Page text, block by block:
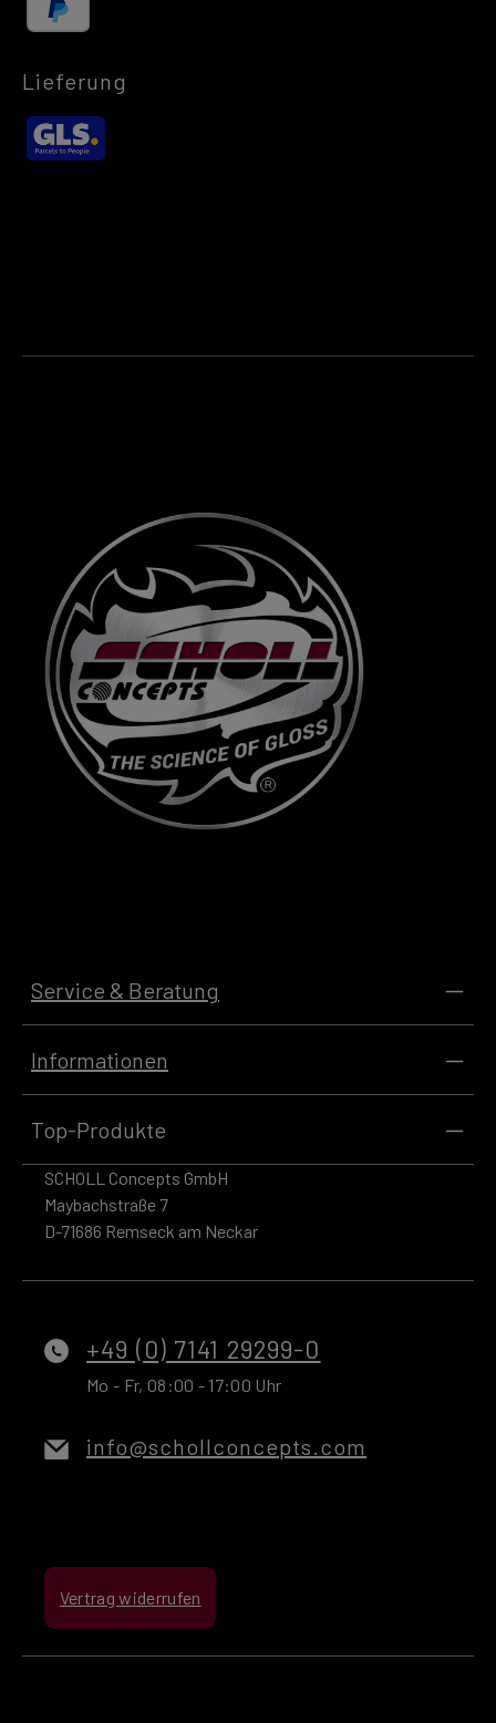
Lieferung
SCHOLL Concepts GmbH
Maybachstraße 7
D-71686 Remseck am Neckar
+49 (0) 7141 29299-0
Mo - Fr, 08:00 - 17:00 Uhr
info@schollconcepts.com
Vertrag widerrufen
Service & Beratung
Informationen
Top-Produkte